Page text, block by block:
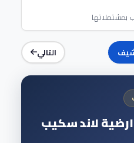
بمشتملاتها
التالي
لاند سكيب